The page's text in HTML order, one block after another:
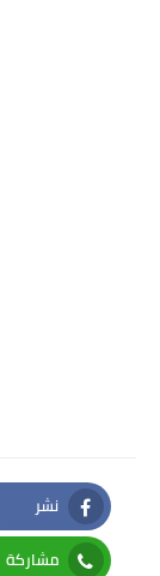
نشر
Facebook
مشاركة